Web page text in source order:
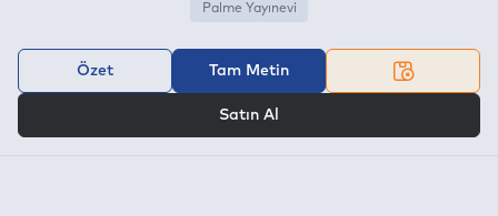
Palme Yayınevi
Özet Tam Metin
Satın Al